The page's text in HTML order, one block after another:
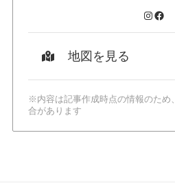
地図を見る
※内容は記事作成時点の情報のため
合があります